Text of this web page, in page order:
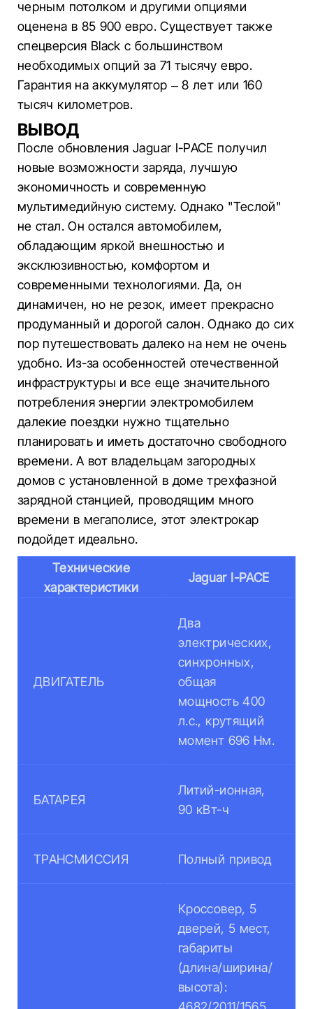
черным потолком и другими опциями
оценена в 85 900 евро. Существует также
спецверсия Black с большинством
необходимых опций за 71 тысячу евро.
Гарантия на аккумулятор – 8 лет или 160
тысяч километров.
ВЫВОД
После обновления Jaguar I-PACE получил
новые возможности заряда, лучшую
экономичность и современную
мультимедийную систему. Однако "Теслой"
не стал. Он остался автомобилем,
обладающим яркой внешностью и
эксклюзивностью, комфортом и
современными технологиями. Да, он
динамичен, но не резок, имеет прекрасно
продуманный и дорогой салон. Однако до сих
пор путешествовать далеко на нем не очень
удобно. Из-за особенностей отечественной
инфраструктуры и все еще значительного
потребления энергии электромобилем
далекие поездки нужно тщательно
планировать и иметь достаточно свободного
времени. А вот владельцам загородных
домов с установленной в доме трехфазной
зарядной станцией, проводящим много
времени в мегаполисе, этот электрокар
подойдет идеально.
Технические
характеристики
Jaguar I-PACE
ДВИГАТЕЛЬ
Два
электрических,
синхронных,
общая
мощность 400
л.с., крутящий
момент 696 Нм.
БАТАРЕЯ
Литий-ионная,
90 кВт-ч
ТРАНСМИССИЯ Полный привод
Кроссовер, 5
дверей, 5 мест,
габариты
(длина/ширина/
высота):